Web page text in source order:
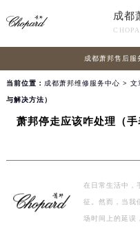
成都
成都萧邦售后服
当前位置： 成都萧邦维修服务中心 > 文
与解决方法）
萧邦停走应该咋处理（手
在日常生活中，
征。然而，当
场时间上的延误